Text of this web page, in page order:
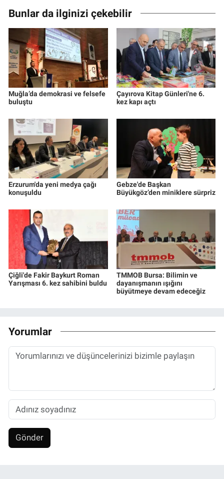
Bunlar da ilginizi çekebilir
Muğla’da demokrasi ve felsefe
buluştu
Çayırova Kitap Günleri'ne 6.
kez kapı açtı
Erzurum'da yeni medya çağı
konuşuldu
Gebze'de Başkan
Büyükgöz’den miniklere sürpriz
Çiğli'de Fakir Baykurt Roman
Yarışması 6. kez sahibini buldu
TMMOB Bursa: Bilimin ve
dayanışmanın ışığını
büyütmeye devam edeceğiz
Yorumlar
Gönder